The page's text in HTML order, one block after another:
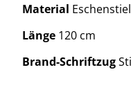
Material Eschenstiel
Länge 120 cm
Brand-Schriftzug